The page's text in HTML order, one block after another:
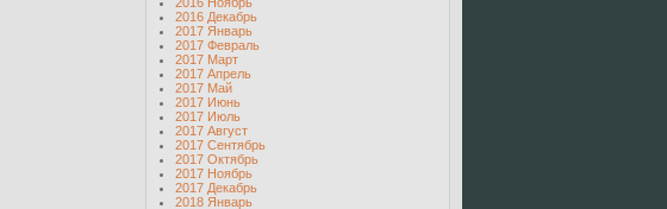
2016 Декабрь
2017 Январь
2017 Февраль
2017 Март
2017 Апрель
2017 Май
2017 Июнь
2017 Июль
2017 Август
2017 Сентябрь
2017 Октябрь
2017 Ноябрь
2017 Декабрь
2018 Январь